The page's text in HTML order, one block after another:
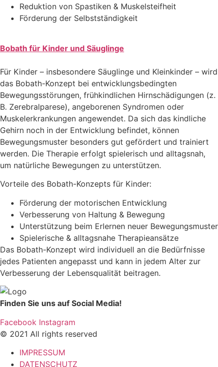
Reduktion von Spastiken & Muskelsteifheit
Förderung der Selbstständigkeit
Bobath für Kinder und Säuglinge
Für Kinder – insbesondere Säuglinge und Kleinkinder – wird
das Bobath-Konzept bei entwicklungsbedingten
Bewegungsstörungen, frühkindlichen Hirnschädigungen (z.
B. Zerebralparese), angeborenen Syndromen oder
Muskelerkrankungen angewendet. Da sich das kindliche
Gehirn noch in der Entwicklung befindet, können
Bewegungsmuster besonders gut gefördert und trainiert
werden. Die Therapie erfolgt spielerisch und alltagsnah,
um natürliche Bewegungen zu unterstützen.
Vorteile des Bobath-Konzepts für Kinder:
Förderung der motorischen Entwicklung
Verbesserung von Haltung & Bewegung
Unterstützung beim Erlernen neuer Bewegungsmuster
Spielerische & alltagsnahe Therapieansätze
Das Bobath-Konzept wird individuell an die Bedürfnisse
jedes Patienten angepasst und kann in jedem Alter zur
Verbesserung der Lebensqualität beitragen.
Finden Sie uns auf Social Media!
Facebook Instagram
© 2021 All rights reserved
IMPRESSUM
DATENSCHUTZ